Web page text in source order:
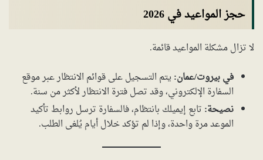
حجز المواعيد في 2026
لا تزال مشكلة المواعيد قائمة.
في بيروت/عمان: يتم التسجيل على قوائم الانتظار عبر موقع
السفارة الإلكتروني، وقد تصل فترة الانتظار لأكثر من سنة.
نصيحة: تابع إيميلك بانتظام، فالسفارة ترسل روابط تأكيد
الموعد مرة واحدة، وإذا لم تؤكد خلال أيام يُلغى الطلب.